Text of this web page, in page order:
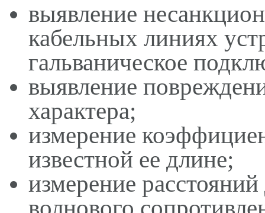
выявление
кабельных линиях
гальваническое
выявление
характера;
измерение
известной ее длине;
измерение